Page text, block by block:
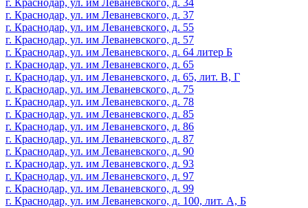
г. Краснодар, ул. им Леваневского, д. 37
г. Краснодар, ул. им Леваневского, д. 55
г. Краснодар, ул. им Леваневского, д. 57
г. Краснодар, ул. им Леваневского, д. 64 литер Б
г. Краснодар, ул. им Леваневского, д. 65
г. Краснодар, ул. им Леваневского, д. 65, лит. В, Г
г. Краснодар, ул. им Леваневского, д. 75
г. Краснодар, ул. им Леваневского, д. 78
г. Краснодар, ул. им Леваневского, д. 85
г. Краснодар, ул. им Леваневского, д. 86
г. Краснодар, ул. им Леваневского, д. 87
г. Краснодар, ул. им Леваневского, д. 90
г. Краснодар, ул. им Леваневского, д. 93
г. Краснодар, ул. им Леваневского, д. 97
г. Краснодар, ул. им Леваневского, д. 99
г. Краснодар, ул. им Леваневского, д. 100, лит. А, Б